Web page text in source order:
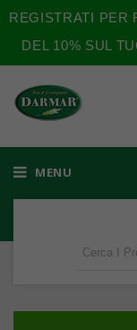
REGISTRATI PER
DEL 10% SUL
MENU